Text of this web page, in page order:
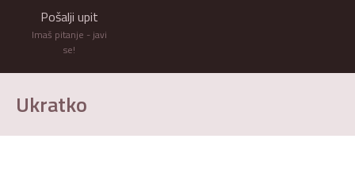
Pošalji upit
Imaš pitanje - javi
se!
Ukratko